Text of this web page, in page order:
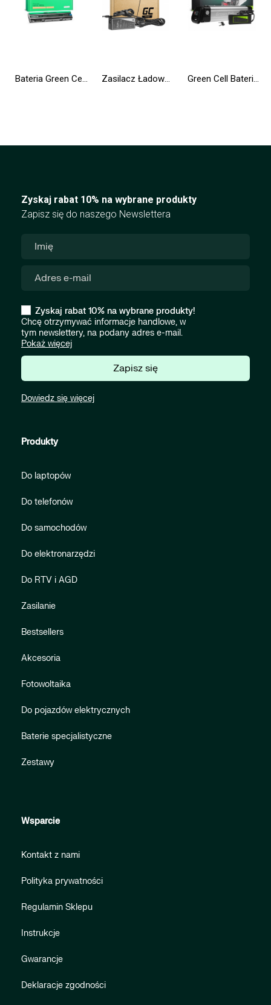
Bateria Green Cell 8858X T54FJ M5Y0X do Dell Latitude E5420 E5430 E5520 E5530 E6420 E6430 E6520 E6530 Zasilacz Ładowarka Green Cell PRO do Asus K50IJ K52 K52J K52F X53S K53S X54H X54C Toshiba Satellite A200 A300 19V 4.74A Green Cell Bateria do Roweru Elektrycznego 36V 10.4Ah 374Wh Silverfish Ebike 2 Pin do Zündapp, Telefunken, Ancheer z Ładowarką
Zyskaj rabat 10% na wybrane produkty
Zapisz się do naszego Newslettera
Zyskaj rabat 10% na wybrane produkty!
Chcę otrzymywać informacje handlowe, w
tym newslettery, na podany adres e-mail.
Pokaż więcej
Zapisz się
Dowiedz się więcej
Produkty
Do laptopów
Do telefonów
Do samochodów
Do elektronarzędzi
Do RTV i AGD
Zasilanie
Bestsellers
Akcesoria
Fotowoltaika
Do pojazdów elektrycznych
Baterie specjalistyczne
Zestawy
Wsparcie
Kontakt z nami
Polityka prywatności
Regulamin Sklepu
Instrukcje
Gwarancje
Deklaracje zgodności